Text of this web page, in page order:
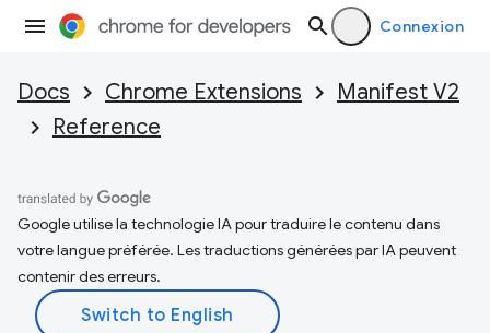
Connexion
Docs Chrome Extensions
Manifest V2
Reference
Google utilise la technologie IA pour traduire le contenu dans
votre langue préférée. Les traductions générées par IA peuvent
contenir des erreurs.